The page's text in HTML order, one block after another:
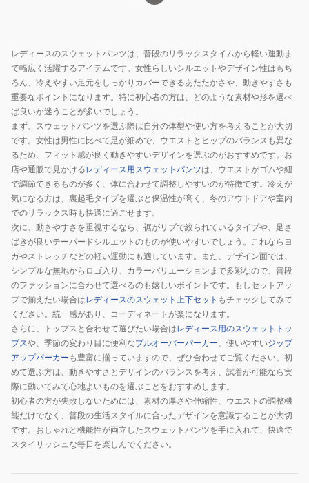
レディースのスウェットパンツは、普段のリラックスタイムから軽い運動ま
で幅広く活躍するアイテムです。女性らしいシルエットやデザイン性はもち
ろん、冷えやすい足元をしっかりカバーできるあたたかさや、動きやすさも
重要なポイントになります。特に初心者の方は、どのような素材や形を選べ
ば良いか迷うことが多いでしょう。
まず、スウェットパンツを選ぶ際は自分の体型や使い方を考えることが大切
です。女性は男性に比べて足が細めで、ウエストとヒップのバランスも異な
るため、フィット感が良く動きやすいデザインを選ぶのがおすすめです。お
店や通販で見かけるレディース用スウェットパンツは、ウエストがゴムや紐
で調節できるものが多く、体に合わせて調整しやすいのが特徴です。冷えが
気になる方は、裏起毛タイプを選ぶと保温性が高く、冬のアウトドアや室内
でのリラックス時も快適に過ごせます。
次に、動きやすさを重視するなら、裾がリブで絞られているタイプや、足さ
ばきが良いテーパードシルエットのものが使いやすいでしょう。これならヨ
ガやストレッチなどの軽い運動にも適しています。また、デザイン面では、
シンプルな無地からロゴ入り、カラーバリエーションまで多彩なので、普段
のファッションに合わせて選べるのも嬉しいポイントです。もしセットアッ
プで揃えたい場合はレディースのスウェット上下セット もチェックしてみて
ください。統一感があり、コーディネートが楽になります。
さらに、トップスと合わせて選びたい場合はレディース用のスウェットトッ
プスや、季節の変わり目に便利なプルオーバーパーカー、使いやすいジップ
アップパーカー も豊富に揃っていますので、ぜひ合わせてご覧ください。初
めて選ぶ方は、動きやすさとデザインのバランスを考え、試着が可能なら実
際に動いてみて心地よいものを選ぶことをおすすめします。
初心者の方が失敗しないためには、素材の厚さや伸縮性、ウエストの調整機
能だけでなく、普段の生活スタイルに合ったデザインを意識することが大切
です。おしゃれと機能性が両立したスウェットパンツを手に入れて、快適で
スタイリッシュな毎日を楽しんでください。